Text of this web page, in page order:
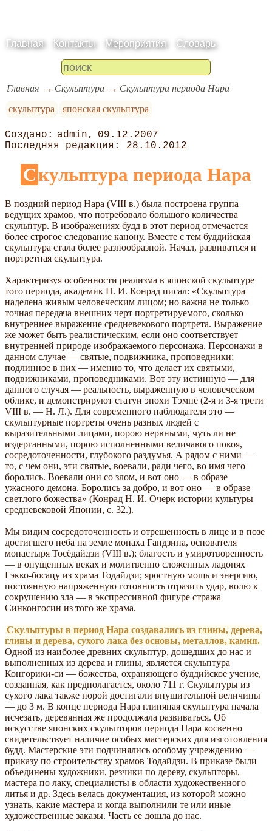
Главная Контакты Мероприятия Словарь
Главная Скульптура
Скульптура периода Нара
скульптура
японская скульптура
admin
09.12.2007
28.10.2012
Скульптура периода Нара
В поздний период Нара (VIII в.) была построена группа
ведущих храмов, что потребовало большого количества
скульптур. В изображениях будд в этот период отмечается
более строгое следование канону. Вместе с тем буддийская
скульптура стала более разнообразной. Начал, развиваться и
портретная скульптура.
Характеризуя особенности реализма в японской скульптуре
того периода, академик Н. И. Конрад писал: «Скульптура
наделена живым человеческим лицом; но важна не только
точная передача внешних черт портретируемого, сколько
внутреннее выражение средневекового портрета. Выражение
же может быть реалистическим, если оно соответствует
внутренней природе изображаемого персонажа. Персонажи в
данном случае — святые, подвижника, проповедники;
подлинное в них — именно то, что делает их святыми,
подвижниками, проповедниками. Вот эту истинную — для
данного случая — реальность, выраженную в человеческом
облике, и демонстрируют статуи эпохи Тэмпё (2-я и 3-я трети
VIII в. — Н. Л.). Для современного наблюдателя это —
скульптурные портреты очень разных людей с
выразительными лицами, порою нервными, чуть ли не
издерганными, порою исполненными величавого покоя,
сосредоточенности, глубокого раздумья. А рядом с ними —
то, с чем они, эти святые, воевали, ради чего, во имя чего
боролись. Воевали они со злом, и вот оно — в образе
ужасного демона. Боролись за добро, и вот оно — в образе
светлого божества» (Конрад Н. И. Очерк истории культуры
средневековой Японии, с. 32.).
Мы видим сосредоточенность и отрешенность в лице и в позе
достигшего неба на земле монаха Гандзина, основателя
монастыря Тосёдайдзи (VIII в.); благость и умиротворенность
— в опущенных веках и молитвенно сложенных ладонях
Гэкко-босацу из храма Тодайдзи; яростную мощь и энергию,
постоянную напряженную готовность отразить удар, волю к
сокрушению зла — в экспрессивной фигуре стража
Синконгосин из того же храма.
Скульптуры в период Нара создавались из глины, дерева,
глины и дерева, сухого лака без основы, металлов, камня.
Одной из наиболее древних скульптур, дошедших до нас и
выполненных из дерева и глины, является скульптура
Конгорики-си — божества, охраняющего буддийское учение,
созданная, как предполагается, около 711 г. Скульптуры из
сухого лака также порой достигали внушительной величины
— до 3 м. В конце периода Нара глиняная скульптура начала
исчезать, деревянная же продолжала развиваться. Об
искусстве японских скульпторов периода Нара косвенно
свидетельствует наличие особых мастерских для изготовления
будд. Мастерские эти подчинялись особому учреждению —
приказу по строительству храмов Тодайдзи. В приказе были
объединены художники, резчики по дереву, скульпторы,
мастера по лаку, специалисты в области художественного
литья и др. Здесь велась документация, из которой можно
узнать, какие мастера и когда выполнили те или иные
художественные заказы. Часть ее дошла до нас.